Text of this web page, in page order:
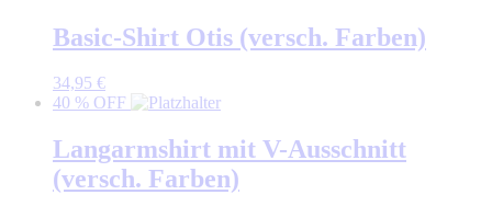
Basic-Shirt Otis (versch. Farben)
34,95 €
40 % OFF
Langarmshirt mit V-Ausschnitt
(versch. Farben)